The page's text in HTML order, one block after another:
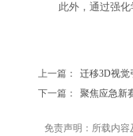
此外，通过强
上一篇：
迁移3D视觉
下一篇：
聚焦应急新
免责声明：所载内